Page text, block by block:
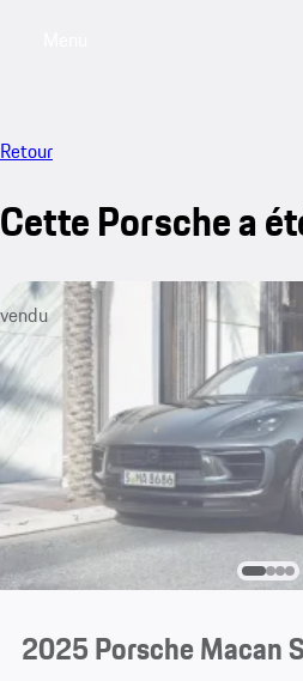
Retour
Cette Porsche a
vendu
2025 Porsche Macan S